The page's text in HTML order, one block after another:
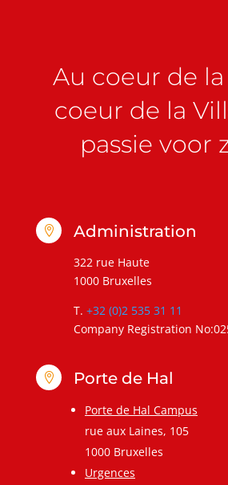
Au coeur de la
coeur de la
passie voor
 Administration
322 rue Haute
1000 Bruxelles
T. +32 (0)2 535 31 11
Company Registration
 Porte de Hal
Porte de Hal Campus
rue aux Laines, 105
1000 Bruxelles
Urgences